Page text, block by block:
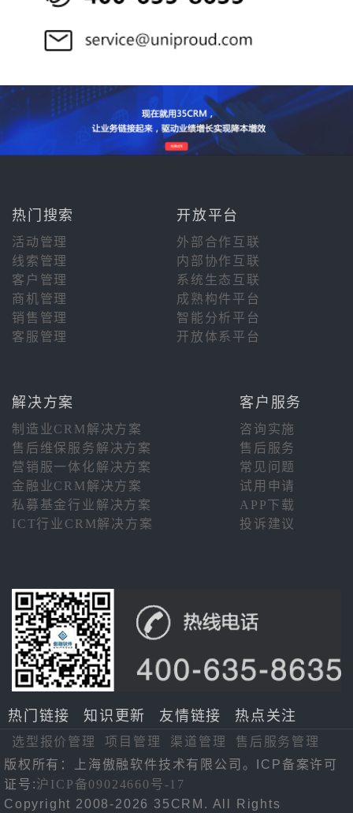
热门搜索 开放平台
活动管理
外部合作互联
线索管理
内部协作互联
客户管理
系统生态互联
商机管理
成熟构件平台
销售管理
智能分析平台
客服管理
开放体系平台
解决方案 客户服务
制造业CRM解决方案
咨询实施
售后维保服务解决方案
售后服务
营销服一体化解决方案
常见问题
金融业CRM解决方案
试用申请
私募基金行业解决方案
APP下载
ICT行业CRM解决方案
投诉建议
热门链接 知识更新 友情链接 热点关注
选型报价管理 项目管理 渠道管理
售后服务管理
版权所有：上海傲融软件技术有限公司。ICP备案许可
证号:沪ICP备09024660号-17
Copyright 2008-2026 35CRM. All Rights